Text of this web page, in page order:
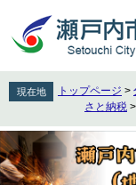
先
頭
す
。
を
飛
し
て
本
現在地 トップページ >
さと納税 >